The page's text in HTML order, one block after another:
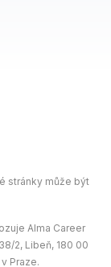
stránky může být
Alma Career
2, Libeň, 180 00
Praze.